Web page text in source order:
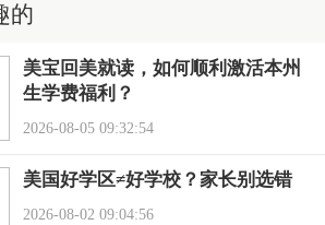
的
美宝回美就读，如何顺利激活本州
生学费福利？
2026-08-05 09:32:54
美国好学区≠好学校？家长别选错
2026-08-02 09:04:56